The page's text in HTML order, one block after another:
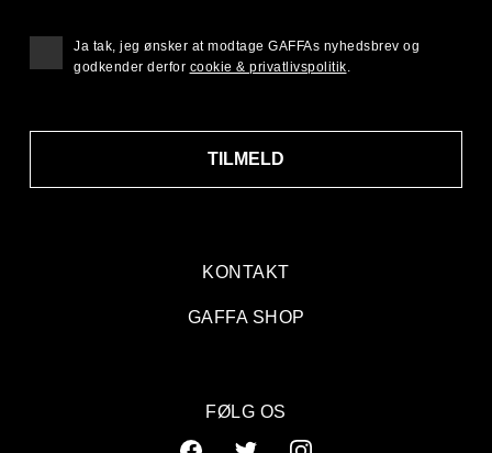
KONTAKT
GAFFA SHOP
TILMELD
Ja tak, jeg ønsker at modtage GAFFAs nyhedsbrev og
godkender derfor cookie & privatlivspolitik.
FØLG OS